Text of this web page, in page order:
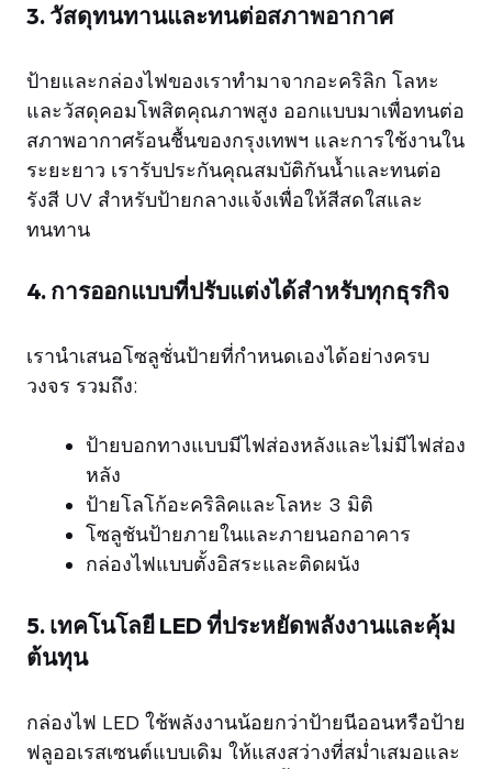
3. วัสดุทนทานและทนต่อสภาพอากาศ
ป้ายและกล่องไฟของเราทำมาจากอะคริลิก โลหะ
และวัสดุคอมโพสิตคุณภาพสูง ออกแบบมาเพื่อทนต่อ
สภาพอากาศร้อนชื้นของกรุงเทพฯ และการใช้งานใน
ระยะยาว เรารับประกันคุณสมบัติกันน้ำและทนต่อ
รังสี UV สำหรับป้ายกลางแจ้งเพื่อให้สีสดใสและ
ทนทาน
4. การออกแบบที่ปรับแต่งได้สำหรับทุกธุรกิจ
เรานำเสนอโซลูชั่นป้ายที่กำหนดเองได้อย่างครบ
วงจร รวมถึง:
ป้ายบอกทางแบบมีไฟส่องหลังและไม่มีไฟส่อง
หลัง
ป้ายโลโก้อะคริลิคและโลหะ 3 มิติ
โซลูชันป้ายภายในและภายนอกอาคาร
กล่องไฟแบบตั้งอิสระและติดผนัง
5. เทคโนโลยี LED ที่ประหยัดพลังงานและคุ้ม
ต้นทุน
กล่องไฟ LED ใช้พลังงานน้อยกว่าป้ายนีออนหรือป้าย
ฟลูออเรสเซนต์แบบเดิม ให้แสงสว่างที่สม่ำเสมอและ